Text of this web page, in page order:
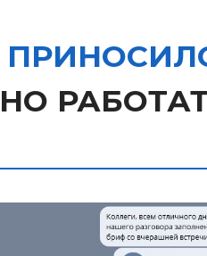
Проектный менеджер
всю информацию сам